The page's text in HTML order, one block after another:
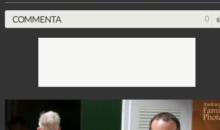
137.182.758-1.034 video-11.228 foto
COMMENTA 0